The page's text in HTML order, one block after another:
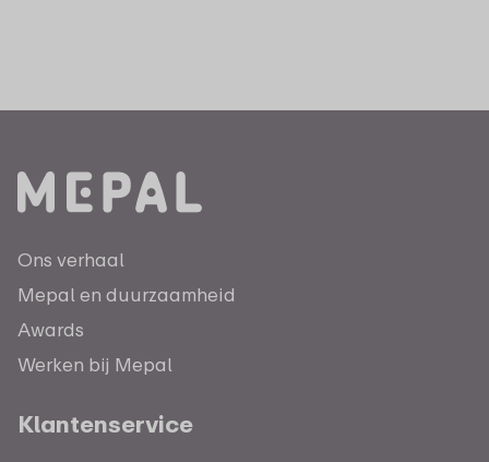
Ons verhaal
Mepal en duurzaamheid
Awards
Werken bij Mepal
Klantenservice